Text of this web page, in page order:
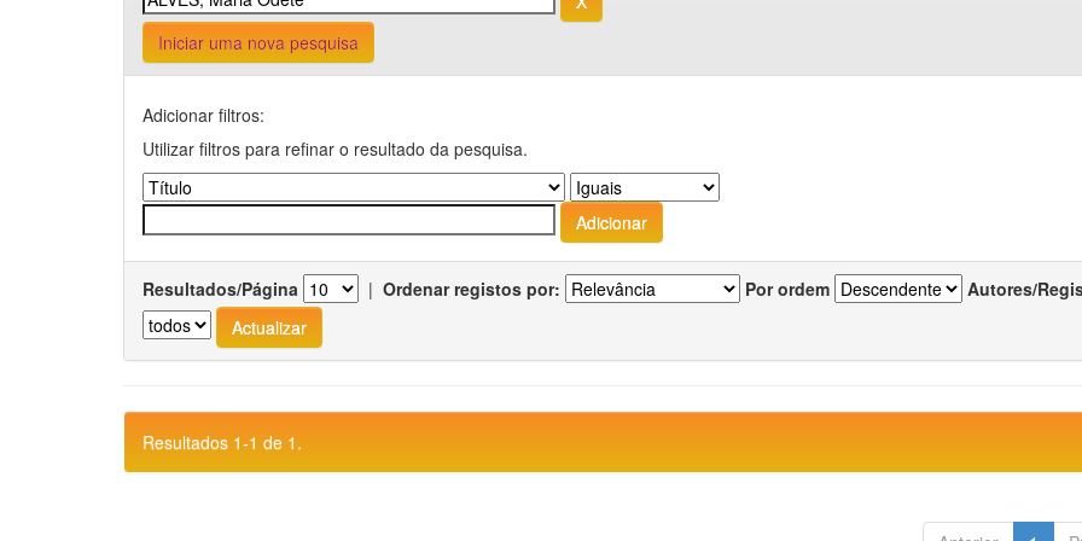
Iniciar uma nova pesquisa
Adicionar filtros:
Utilizar filtros para refinar o resultado da pesquisa.
Resultados/Página | Ordenar registos por: Por ordem Autores/
Resultados 1-1 de 1.